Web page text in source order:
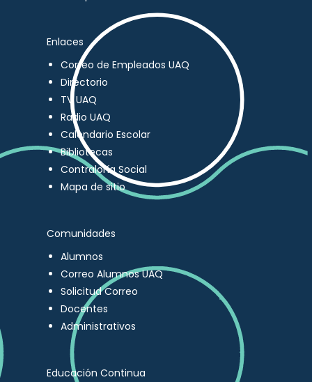
Enlaces
Correo de Empleados UAQ
Directorio
TV UAQ
Radio UAQ
Calendario Escolar
Bibliotecas
Contraloría Social
Mapa de sitio
Comunidades
Alumnos
Correo Alumnos UAQ
Solicitud Correo
Docentes
Administrativos
Educación Continua